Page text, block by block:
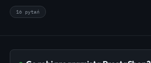
16 pytań